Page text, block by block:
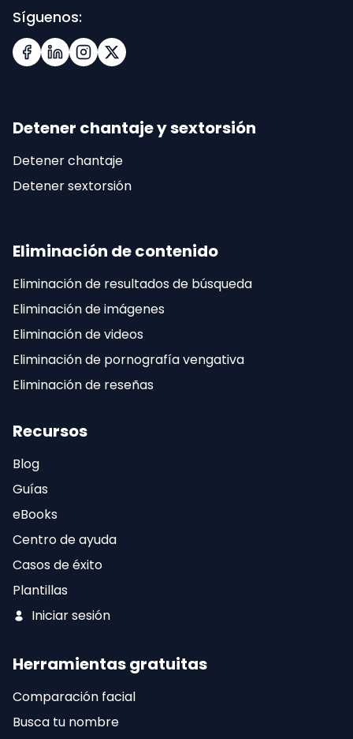
Síguenos:
Facebook
LinkedInInstagramX (Twitter)
Detener chantaje y sextorsión
Detener chantaje
Detener sextorsión
Eliminación de contenido
Eliminación de resultados de búsqueda
Eliminación de imágenes
Eliminación de videos
Eliminación de pornografía vengativa
Eliminación de reseñas
Recursos
Blog
Guías
eBooks
Centro de ayuda
Casos de éxito
Plantillas
Iniciar sesión
Herramientas gratuitas
Comparación facial
Busca tu nombre